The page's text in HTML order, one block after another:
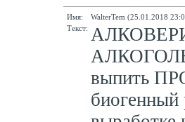
Имя:
WalterTem (25.01.2018
Текст:
выпить
биогенный